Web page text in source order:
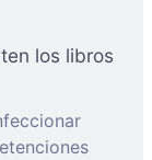
los libros